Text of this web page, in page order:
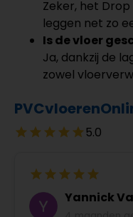
Zeker, het
leggen net zo
Is de vloer
Ja, dankzij de
zowel
5.0
Yannick